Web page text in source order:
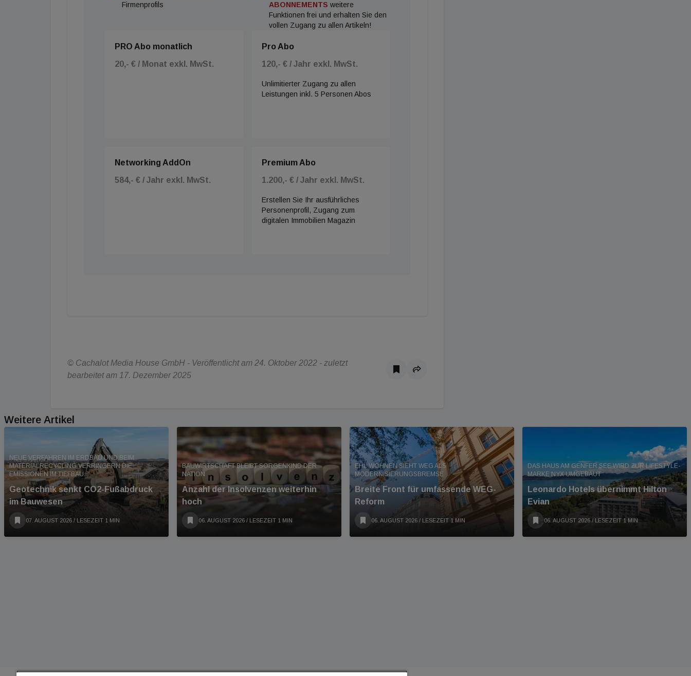
Firmenprofils
ABONNEMENTS weitere
Funktionen frei und erhalten Sie den
vollen Zugang zu allen Artikeln!
PRO Abo monatlich
20,- € / Monat exkl. MwSt.
Pro Abo
120,- € / Jahr exkl. MwSt.
Unlimitierter Zugang zu allen
Leistungen inkl. 5 Personen Abos
Networking AddOn
584,- € / Jahr exkl. MwSt.
Premium Abo
1.200,- € / Jahr exkl. MwSt.
Erstellen Sie Ihr ausführliches
Personenprofil, Zugang zum
digitalen Immobilien Magazin
© Cachalot Media House GmbH - Veröffentlicht am 24. Oktober 2022 - zuletzt
bearbeitet am 17. Dezember 2025
Weitere Artikel
NEUE VERFAHREN IM ERDBAU UND BEIM
MATERIALRECYCLING VERRINGERN DIE
EMISSIONEN IM TIEFBAU.
Geotechnik senkt CO2-Fußabdruck
im Bauwesen
07. AUGUST 2026 / LESEZEIT 1 MIN
BAUWIRTSCHAFT BLEIBT SORGENKIND DER
NATION
Anzahl der Insolvenzen weiterhin
hoch
06. AUGUST 2026 / LESEZEIT 1 MIN
EHL WOHNEN SIEHT WEG ALS
MODERNISIERUNGSBREMSE
Breite Front für umfassende WEG-
Reform
06. AUGUST 2026 / LESEZEIT 1 MIN
DAS HAUS AM GENFER SEE WIRD ZUR LIFESTYLE-
MARKE NYX UMGEBAUT
Leonardo Hotels übernimmt Hilton
Evian
06. AUGUST 2026 / LESEZEIT 1 MIN